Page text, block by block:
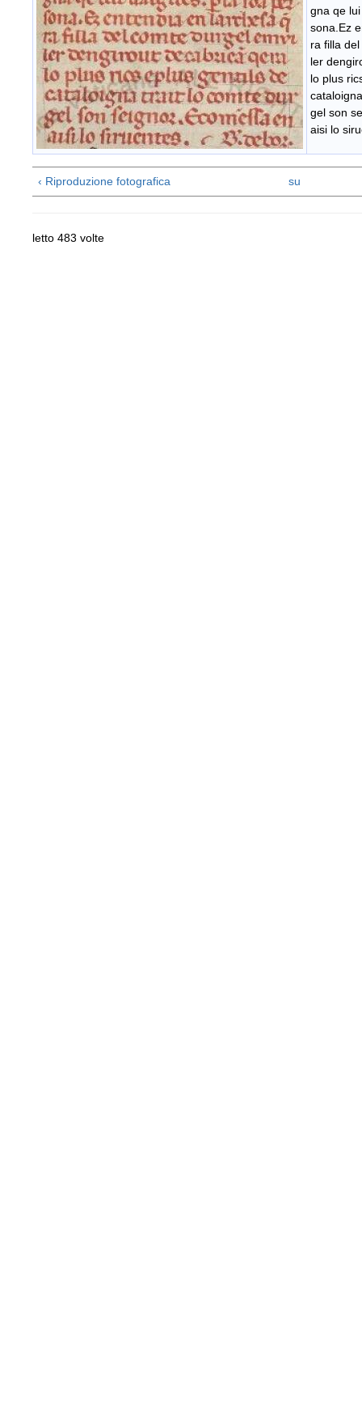
gna qe
sona.Ez
ra filla
ler
lo plus
gel son
aisi lo
‹ Riproduzione fotografica su
letto 483 volte